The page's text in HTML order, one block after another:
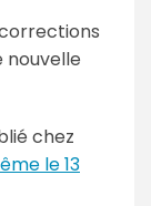
chez
le 13